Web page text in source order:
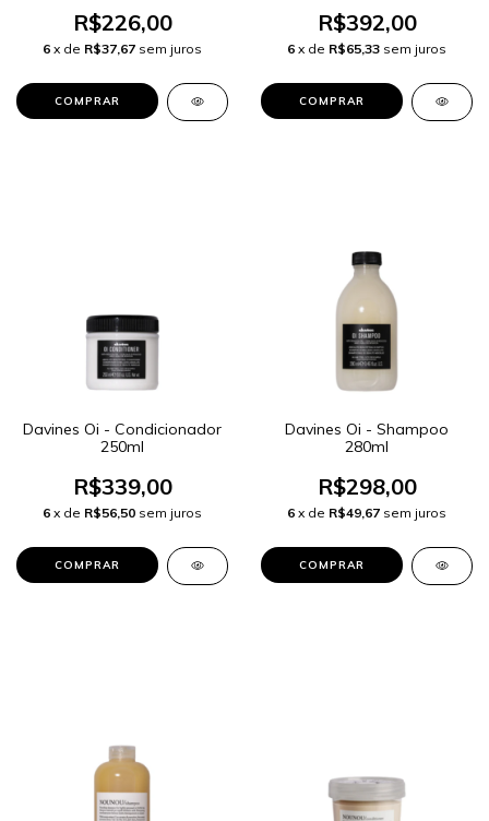
R$226,00
6 x de R$37,67 sem juros
R$392,00
6 x de R$65,33 sem juros
Davines Oi - Condicionador
250ml
R$339,00
6 x de R$56,50 sem juros
Davines Oi - Shampoo
280ml
R$298,00
6 x de R$49,67 sem juros